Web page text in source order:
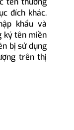
đích khác.
khẩu và
ký tên miền
bị sử dụng
trên thị